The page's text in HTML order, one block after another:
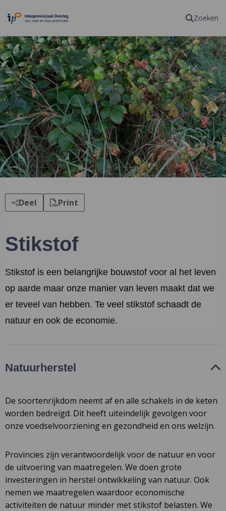
Homepagina Zoeken
Deel Print
Stikstof
Stikstof is een belangrijke bouwstof voor al het leven
op aarde maar onze manier van leven maakt dat we
er teveel van hebben. Te veel stikstof schaadt de
natuur en ook de economie.
Natuurherstel
De soortenrijkdom neemt af en alle schakels in de keten
worden bedreigd. Dit heeft uiteindelijk gevolgen voor
onze voedselvoorziening en gezondheid en ons welzijn.
Provincies zijn verantwoordelijk voor de natuur en voor
de uitvoering van maatregelen. We doen grote
investeringen in herstel ontwikkeling van natuur. Ook
nemen we maatregelen waardoor economische
activiteiten de natuur minder met stikstof belasten. We